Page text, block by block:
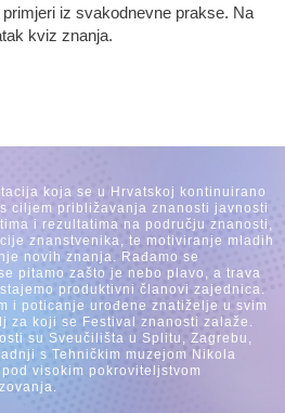
iz svakodnevne prakse. Na
kviz znanja.
koja se u Hrvatskoj kontinuirano
ciljem približavanja znanosti javnosti
i rezultatima na području znanosti,
znanstvenika, te motiviranje mladih
novih znanja. Rađamo se
pitamo zašto je nebo plavo, a trava
produktivni članovi zajednica.
i poticanje urođene znatiželje u svim
za koji se Festival znanosti zalaže.
su Sveučilišta u Splitu, Zagrebu,
s Tehničkim muzejom Nikola
visokim pokroviteljstvom